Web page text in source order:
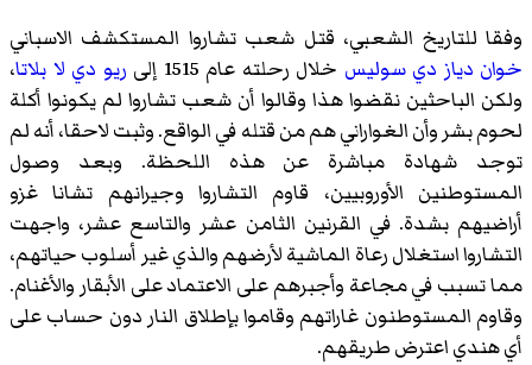
وفقا للتاريخ الشعبي، قتل شعب تشاروا المستكشف الاسباني
خوان دياز دي سوليس خلال رحلته عام 1515 إلى ريو دي لا بلاتا،
ولكن الباحثين نقضوا هذا وقالوا أن شعب تشاروا لم يكونوا أكلة
لحوم بشر وأن الغواراني هم من قتله في الواقع. وثبت لاحقا، أنه لم
توجد شهادة مباشرة عن هذه اللحظة. وبعد وصول
المستوطنين الأوروبيين، قاوم التشاروا وجيرانهم تشانا غزو
أراضيهم بشدة. في القرنين الثامن عشر والتاسع عشر، واجهت
التشاروا استغلال رعاة الماشية لأرضهم والذي غير أسلوب حياتهم،
مما تسبب في مجاعة وأجبرهم على الاعتماد على الأبقار والأغنام.
وقاوم المستوطنون غاراتهم وقاموا بإطلاق النار دون حساب على
أي هندي اعترض طريقهم.